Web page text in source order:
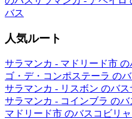
バス
人気ルート
サラマンカ - マドリード市 の
ゴ・デ・コンポステーラ の
サラマンカ - リスボン のバス
サラマンカ - コインブラ のバ
マドリード市 のバス コビリ